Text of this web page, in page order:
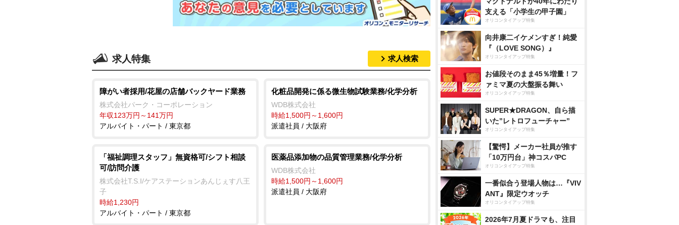
求人特集 求人検索
障がい者採用/花屋の店舗バックヤード業務
株式会社パーク・コーポレーション
年収123万円～141万円
アルバイト・パート / 東京都
化粧品開発に係る微生物試験業務/化学分析
WDB株式会社
時給1,500円～1,600円
派遣社員 / 大阪府
「福祉調理スタッフ」無資格可/シフト相談
可/訪問介護
株式会社T.S.I/ケアステーションあんじぇす八王
子
時給1,230円
アルバイト・パート / 東京都
医薬品添加物の品質管理業務/化学分析
WDB株式会社
時給1,500円～1,600円
派遣社員 / 大阪府
支える「小学生の甲子園」
オリコンタイアップ特集
向井康二イケメンすぎ！純愛
『（LOVE SONG）』
オリコンタイアップ特集
お値段そのまま45％増量！フ
ァミマ夏の大盤振る舞い
オリコンタイアップ特集
SUPER★DRAGON、自ら描
いた”レトロフューチャー”
オリコンタイアップ特集
【驚愕】メーカー社員が推す
「10万円台」神コスパPC
オリコンタイアップ特集
一番似合う登場人物は…『VIV
ANT』限定ウオッチ
オリコンタイアップ特集
2026年7月夏ドラマも、注目